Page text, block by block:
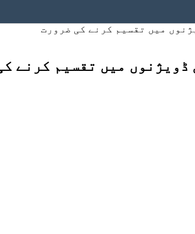
میں تقسیم کرنے کی ضرورت
ڈویژنوں میں تقسیم کرنے